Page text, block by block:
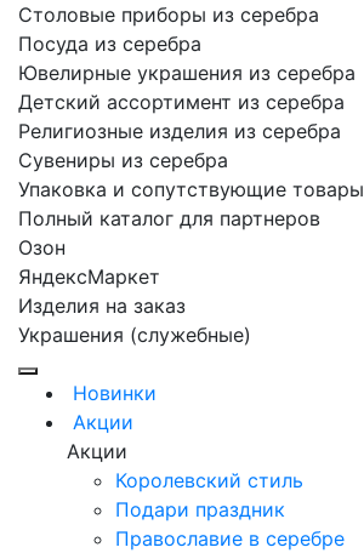
Столовые приборы из серебра
Посуда из серебра
Ювелирные украшения из серебра
Детский ассортимент из серебра
Религиозные изделия из серебра
Сувениры из серебра
Упаковка и сопутствующие товары
Полный каталог для партнеров
Озон
ЯндексМаркет
Изделия на заказ
Украшения (служебные)
Новинки
Акции
Акции
Королевский стиль
Подари праздник
Православие в серебре